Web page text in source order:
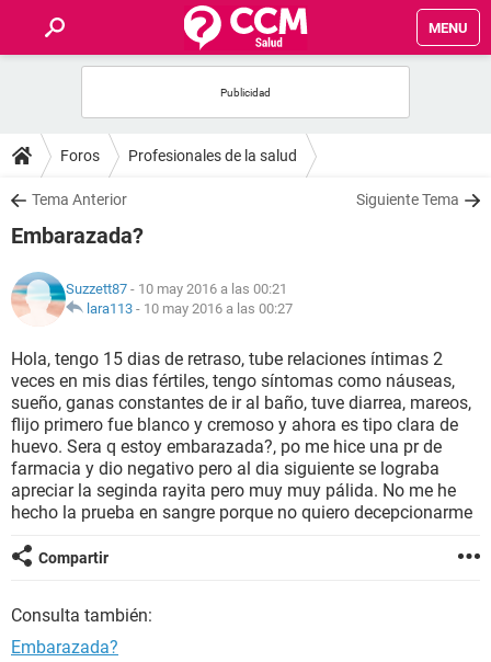
MENU
FOROS
SALUD
NUTRICIÓN
BIENESTAR
SEXUALIDAD
GLOSARIO
Foros Profesionales de la salud
Tema Anterior Siguiente Tema
Embarazada?
Suzzett87 - 10 may 2016 a las 00:21
lara113 - 10 may 2016 a las 00:27
Hola, tengo 15 dias de retraso, tube relaciones íntimas 2
veces en mis dias fértiles, tengo síntomas como náuseas,
sueño, ganas constantes de ir al baño, tuve diarrea, mareos,
flijo primero fue blanco y cremoso y ahora es tipo clara de
huevo. Sera q estoy embarazada?, po me hice una pr de
farmacia y dio negativo pero al dia siguiente se lograba
apreciar la seginda rayita pero muy muy pálida. No me he
hecho la prueba en sangre porque no quiero decepcionarme
Compartir
Consulta también:
Embarazada?